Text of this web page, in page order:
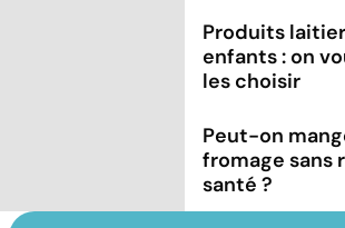
Produits
enfants : on
les choisir
Peut-on
fromage sans
santé ?